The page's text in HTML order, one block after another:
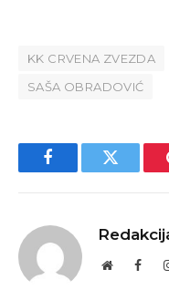
KK CRVENA ZVEZDA
SAŠA OBRADOVIĆ
FacebookTwitter
Website